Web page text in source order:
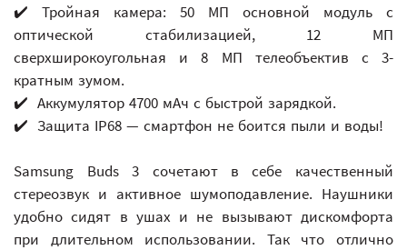
✔️ Тройная камера: 50 МП основной модуль с
оптической стабилизацией, 12 МП
сверхширокоугольная и 8 МП телеобъектив с 3-
кратным зумом.
✔️ Аккумулятор 4700 мАч с быстрой зарядкой.
✔️ Защита IP68 — смартфон не боится пыли и воды!
Samsung Buds 3 сочетают в себе качественный
стереозвук и активное шумоподавление. Наушники
удобно сидят в ушах и не вызывают дискомфорта
при длительном использовании. Так что отлично